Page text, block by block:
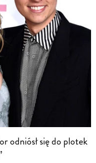
odniósł się do plotek